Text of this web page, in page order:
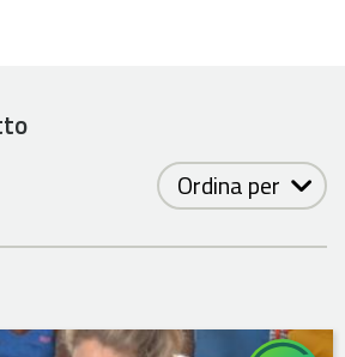
Ordina per